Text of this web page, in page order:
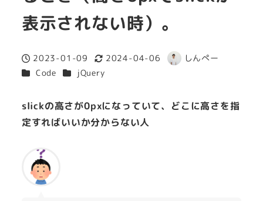
表示されない時）。
投稿日
2023-01-09
更新日
2024-04-06
著
しんぺー
カテゴリー
Code カテゴリー
jQuery
slickの高さが0pxになっていて、どこに高さを指
定すればいいか分からない人